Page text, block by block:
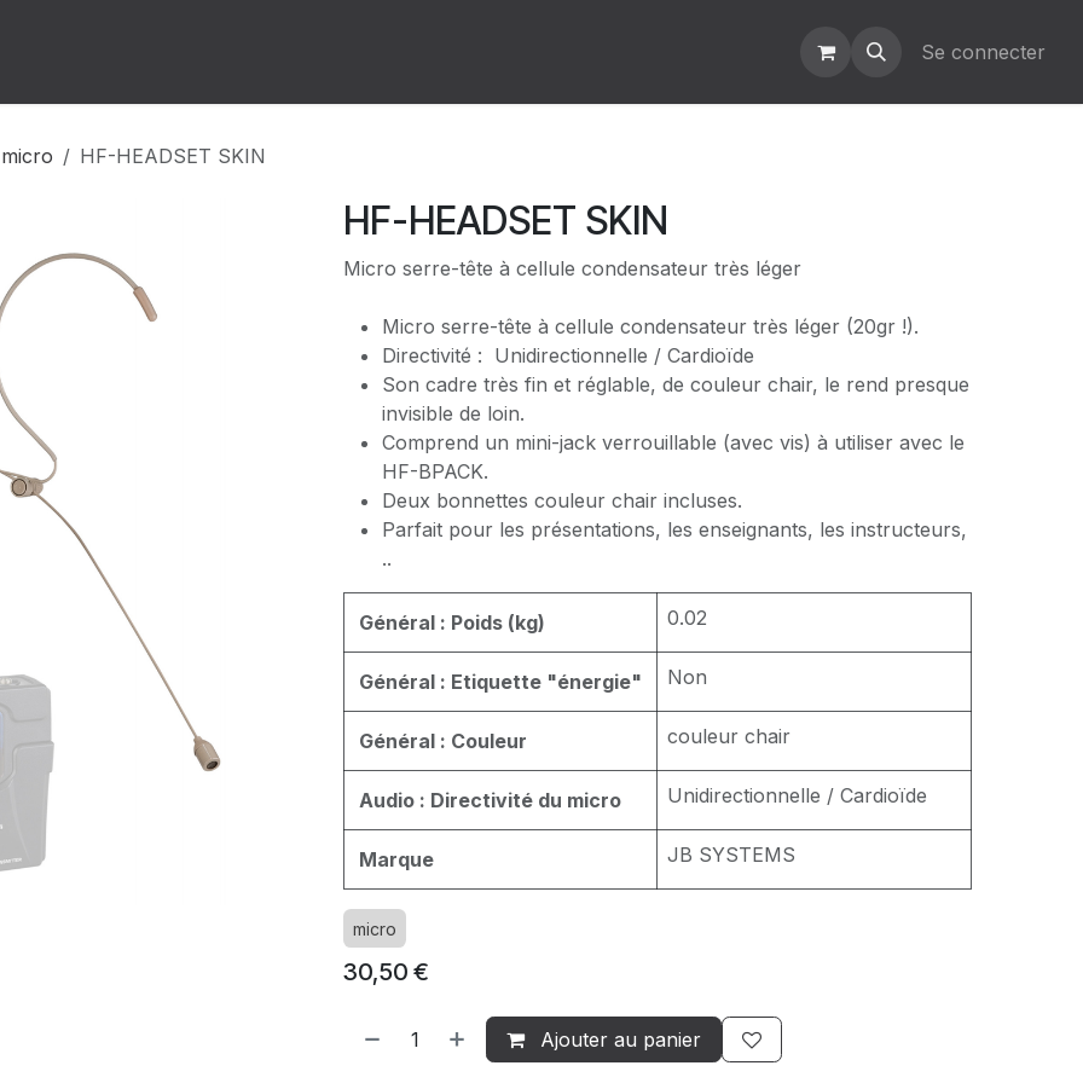
Se connecter
HF-HEADSET SKIN
HF-HEADSET SKIN
Micro serre-tête à cellule condensateur très léger
Micro serre-tête à cellule condensateur très léger (20gr !).
Directivité : Unidirectionnelle / Cardioïde
Son cadre très fin et réglable, de couleur chair, le rend presque
invisible de loin.
Comprend un mini-jack verrouillable (avec vis) à utiliser avec le
HF-BPACK.
Deux bonnettes couleur chair incluses.
Parfait pour les présentations, les enseignants, les instructeurs,
..
Général : Poids (kg) 0.02
Général : Etiquette "énergie" Non
Général : Couleur couleur chair
Audio : Directivité du micro Unidirectionnelle / Cardioïde
Marque JB SYSTEMS
micro
30,50 €
Ajouter au panier